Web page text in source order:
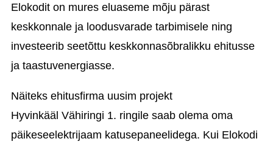
Elokodit on mures eluaseme mõju pärast
keskkonnale ja loodusvarade tarbimisele ning
investeerib seetõttu keskkonnasõbralikku ehitusse
ja taastuvenergiasse.
Näiteks ehitusfirma uusim projekt
Hyvinkääl Vähiringi 1. ringile saab olema oma
päikeseelektrijaam katusepaneelidega. Kui Elokodi